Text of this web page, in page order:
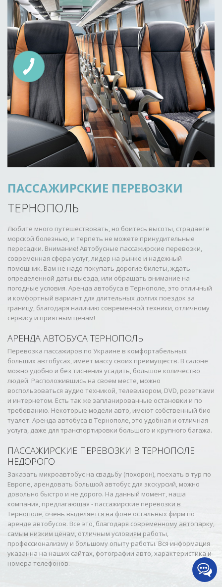
ПАССАЖИРСКИЕ ПЕРЕВОЗКИ
ТЕРНОПОЛЬ
Любите много путешествовать, но боитесь высоты, страдаете
морской болезнью, и терпеть не можете принудительные
пересадки. Внимание! Автобусные пассажирские перевозки,
современная сфера услуг, лидер на рынке и надежный
помощник. Вам не надо покупать дорогие билеты, ждать
определенной даты выезда, или обращать внимание на
погодные условия. Аренда автобуса в Тернополе, это отличный
и комфортный вариант для длительных долгих поездок за
границу, благодаря наличию современной техники, отличному
сервису и приятным ценам!
АРЕНДА АВТОБУСА ТЕРНОПОЛЬ
Перевозка пассажиров по Украине в комфортабельных
больших автобусах, имеет массу своих преимуществ. В салоне
можно удобно и без тиснения усадить, большое количество
людей. Расположившись на своем месте, можно
воспользоваться аудио техникой, телевизором, DVD, розетками
и интернетом. Есть так же запланированные остановки и по
требованию. Некоторые модели авто, имеют собственный био
туалет. Аренда автобуса в Тернополе, это удобная и отличная
услуга, даже для транспортировки большого и крупного багажа.
ПАССАЖИРСКИЕ ПЕРЕВОЗКИ В ТЕРНОПОЛЕ
НЕДОРОГО
Заказать микроавтобус на свадьбу (похорон), поехать в тур по
Европе, арендовать большой автобус для экскурсий, можно
довольно быстро и не дорого. На данный момент, наша
компания, предлагающая - пассажирские перевозки в
Тернополе, очень выделяется на фоне остальных фирм по
аренде автобусов. Все это, благодаря современному автопарку,
самым низким ценам, отличным условиям работы,
профессионализму и большому опыту работы. Вся информация
указанна на наших сайтах, фотографии авто, характеристика и
номера телефонов.